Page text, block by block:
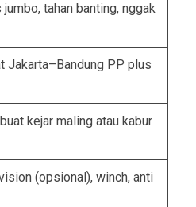
tahan banting, nggak
Jakarta–Bandung PP plus
kejar maling atau kabur
(opsional), winch, anti